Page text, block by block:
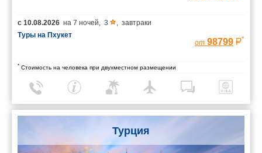
с 10.08.2026 на 7 ночей 3
завтраки
Туры на Пхукет
от 98799 *
* Стоимость на человека при двухместном размещении
Турция